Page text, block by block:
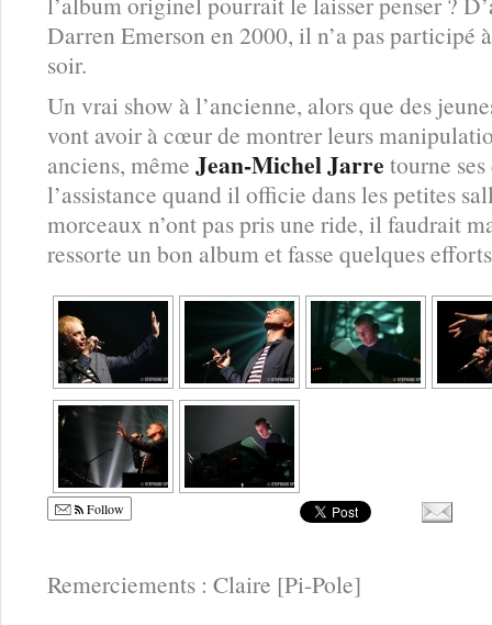
Darren Emerson en 2000, il n’a pas participé
soir.
Un vrai show à l’ancienne, alors que des
vont avoir à cœur de montrer leurs
anciens, même Jean-Michel Jarre tourne
l’assistance quand il officie dans les petites
morceaux n’ont pas pris une ride, il faudrait
ressorte un bon album et fasse quelques
Follow
Remerciements : Claire [Pi-Pole]